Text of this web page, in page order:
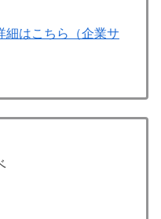
細はこちら（企業サ